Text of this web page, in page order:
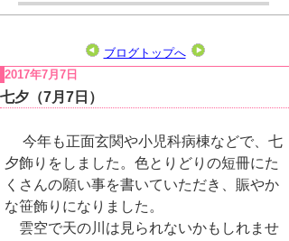
ブログトップへ
2017年7月7日
七夕（7月7日）
今年も正面玄関や小児科病棟などで、七
夕飾りをしました。色とりどりの短冊にた
くさんの願い事を書いていただき、賑やか
な笹飾りになりました。
雲空で天の川は見られないかもしれませ